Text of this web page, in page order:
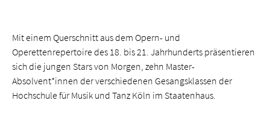
Mit einem Querschnitt aus dem Opern- und
Operettenrepertoire des 18. bis 21. Jahrhunderts präsentieren
sich die jungen Stars von Morgen, zehn Master-
Absolvent*innen der verschiedenen Gesangsklassen der
Hochschule für Musik und Tanz Köln im Staatenhaus.